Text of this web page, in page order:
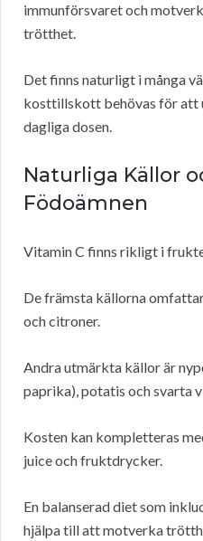
immunförsvaret och
trötthet.
Det finns naturligt i många
kosttillskott behövas för att
dagliga dosen.
Naturliga Källor
Födoämnen
Vitamin C finns rikligt i
De främsta källorna
och citroner.
Andra utmärkta källor är
paprika), potatis och svarta
Kosten kan kompletteras
juice och fruktdrycker.
En balanserad diet som
hjälpa till att motverka